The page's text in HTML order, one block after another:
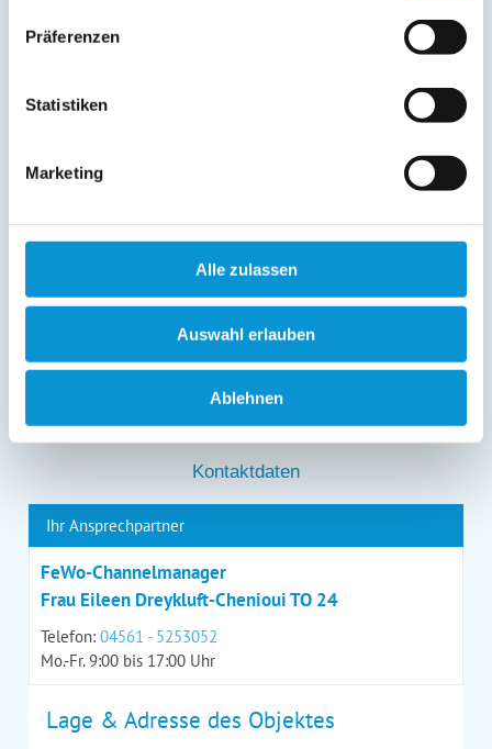
Präferenzen
Statistiken
Marketing
Alle zulassen
Auswahl erlauben
Ablehnen
Bearbeitung Ihres Anliegens
(Buchungsanfrage/Informationsanfrage). Sie können
gespeicherten Daten erhalten sowie die Berichtigung,
Löschung bzw. Sperrung Ihrer Daten verlangen. Die
entgegenstehen. Die vorgenannten Rechte können Sie
gegenüber Ostsee-Ferienwohnungen.de unentgeltlich
Kontaktmöglichkeiten geltend machen, außerdem steht
Ihnen ein Beschwerderecht bei einer Aufsichtsbehörde
*
Kontaktdaten
Ihr Ansprechpartner
FeWo-Channelmanager
Frau Eileen Dreykluft-Chenioui TO 24
Telefon: 04561 - 5253052
Mo.-Fr. 9:00 bis 17:00 Uhr
Lage & Adresse des Objektes